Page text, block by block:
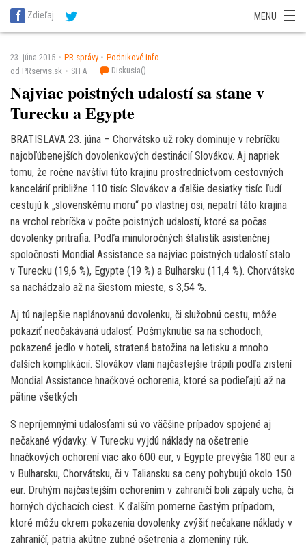
SITA Energetika
SITA Potravinárstvo
Zdieľaj MENU
23. júna 2015 PR správy
Podnikové info
od PRservis.sk
SITA Diskusia()
Najviac poistných udalostí sa stane v
Turecku a Egypte
BRATISLAVA 23. júna – Chorvátsko už roky dominuje v rebríčku
najobľúbenejších dovolenkových destinácií Slovákov. Aj napriek
tomu, že ročne navštívi túto krajinu prostredníctvom cestovných
kancelárií približne 110 tisíc Slovákov a ďalšie desiatky tisíc ľudí
cestujú k „slovenskému moru“ po vlastnej osi, nepatrí táto krajina
na vrchol rebríčka v počte poistných udalostí, ktoré sa počas
dovolenky pritrafia. Podľa minuloročných štatistík asistenčnej
spoločnosti Mondial Assistance sa najviac poistných udalostí stalo
v Turecku (19,6 %), Egypte (19 %) a Bulharsku (11,4 %). Chorvátsko
sa nachádzalo až na šiestom mieste, s 3,54 %.
Aj tú najlepšie naplánovanú dovolenku, či služobnú cestu, môže
pokaziť neočakávaná udalosť. Pošmyknutie sa na schodoch,
pokazené jedlo v hoteli, stratená batožina na letisku a mnoho
ďalších komplikácií. Slovákov vlani najčastejšie trápili podľa zistení
Mondial Assistance hnačkové ochorenia, ktoré sa podieľajú až na
pätine všetkých
S nepríjemnými udalosťami sú vo väčšine prípadov spojené aj
nečakané výdavky. V Turecku vyjdú náklady na ošetrenie
hnačkových ochorení viac ako 600 eur, v Egypte prevýšia 180 eur a
v Bulharsku, Chorvátsku, či v Taliansku sa ceny pohybujú okolo 150
eur. Druhým najčastejším ochorením v zahraničí boli zápaly ucha, či
horných dýchacích ciest. K ďalším pomerne častým prípadom,
ktoré môžu okrem pokazenia dovolenky zvýšiť nečakane náklady v
zahraničí, patria akútne zubné ošetrenia a zlomeniny rúk.